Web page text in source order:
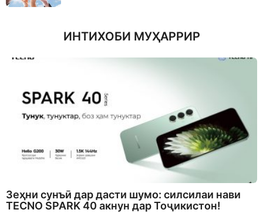
ИНТИХОБИ МУҲАРРИР
Зеҳни сунъӣ дар дасти шумо: силсилаи нави
TECNO SPARK 40 акнун дар Тоҷикистон!